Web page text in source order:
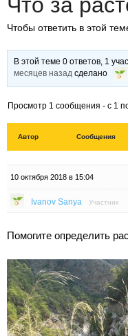
Чтобы ответить в этой
В этой теме 0 ответов, 1
месяцев назад сделано
Просмотр 1 сообщения - с 1
Автор Сообщения
10 октября 2018 в 15:04
Ivanov Sanya Участник
Помогите определить